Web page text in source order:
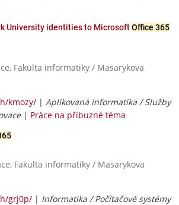
University identities to MicrosoftOffice 365
Fakulta informatiky / Masarykova
kmozy/ | Aplikovaná informatika / Služby
| Práce na příbuzné téma
Fakulta informatiky / Masarykova
grj0p/ | Informatika / Počítačové systémy